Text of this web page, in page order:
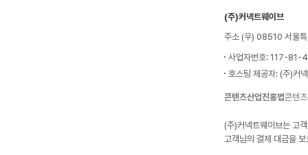
(주)커넥트웨이브
주소 (우) 08510 서울
사업자번호: 117-81-
호스팅 제공자: (주)커
콘텐츠산업진흥법콘텐
(주)커넥트웨이브는 고
고객님의 결제 대금을